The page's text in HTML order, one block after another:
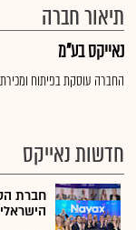
תיאור חברה
נאייקס בע"מ
החברה עוסקת בפיתוח ומכירת
חדשות נאייקס
חברת